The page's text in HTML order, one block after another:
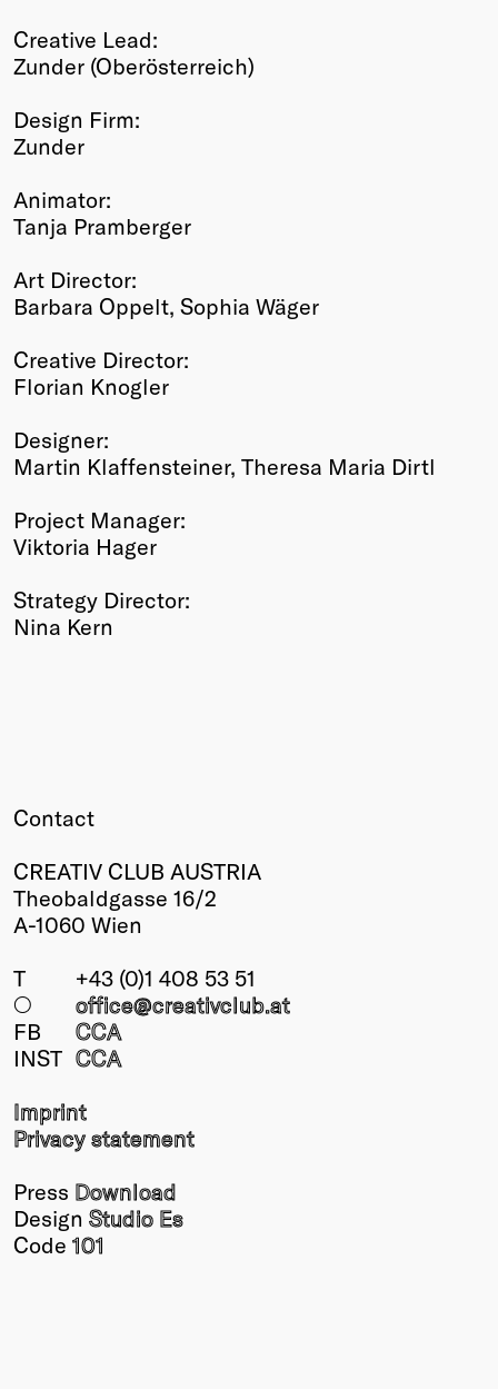
Creative Lead:
Zunder (Oberösterreich)
Design Firm:
Zunder
Animator:
Tanja Pramberger
Art Director:
Barbara Oppelt, Sophia Wäger
Creative Director:
Florian Knogler
Designer:
Martin Klaffensteiner, Theresa Maria Dirtl
Project Manager:
Viktoria Hager
Strategy Director:
Nina Kern
Contact
CREATIV CLUB AUSTRIA
Theobaldgasse 16/2
A-1060 Wien
T
+43 (0)1 408 53 51
○
office@creativclub.at
FB
CCA
INST CCA
Imprint
Privacy statement
Press Download
Design Studio Es
Code 101